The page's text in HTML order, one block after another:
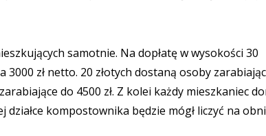
samotnie. Na dopłatę w wysokości 30
zł netto. 20 złotych dostaną osoby
do 4500 zł. Z kolei każdy mieszkaniec
kompostownika będzie mógł liczyć na